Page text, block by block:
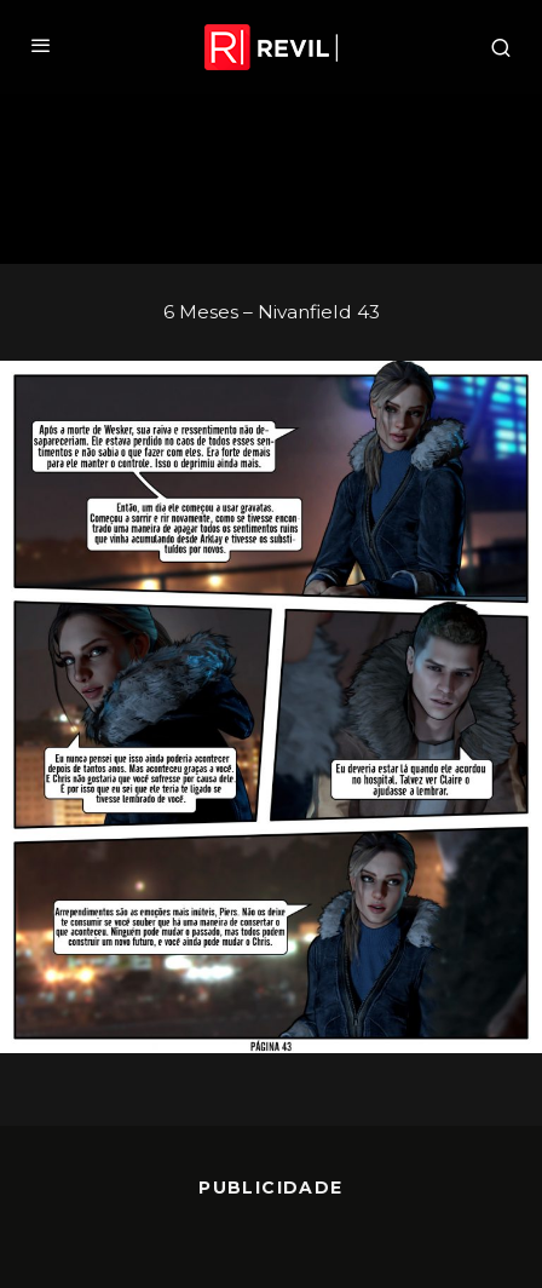
6 Meses – Nivanfield 43
PUBLICIDADE